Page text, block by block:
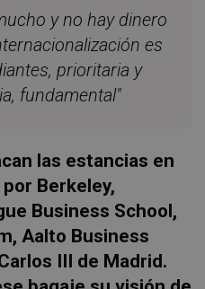
y no hay dinero
es
prioritaria y
fundamental"
las estancias en
Berkeley,
Business School,
Aalto Business
III de Madrid.